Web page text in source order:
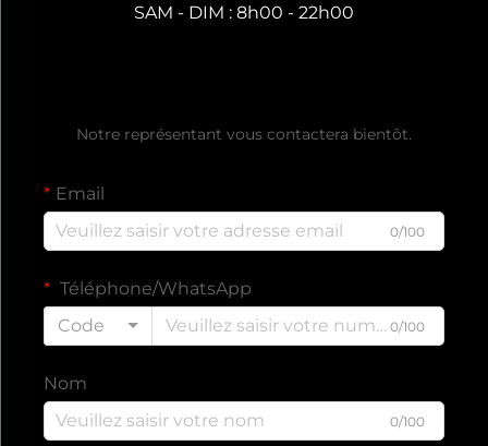
SAM - DIM : 8h00 - 22h00
Notre représentant vous contactera bientôt.
Email
0/100
Téléphone/WhatsApp
Code
0/100
Nom
0/100